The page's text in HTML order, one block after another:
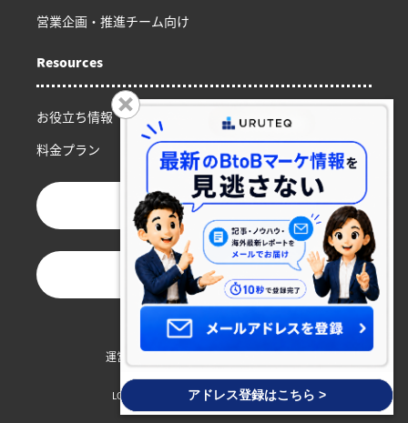
営業企画・推進チーム向け
Resources
お役立ち情報
料金プラン
お問い合わせ
資料ダウンロード
LOGLY, Inc. © Copyright, All Rights Reserved
運営会社プライバシーポリシー利用規約
外部送信について
アドレス登録はこちら >